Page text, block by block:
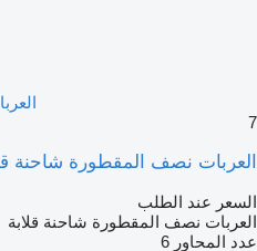
7
العربات نصف المقطورة شاحنة
السعر عند الطلب
العربات نصف المقطورة شاحنة قلابة
عدد المحاور 6